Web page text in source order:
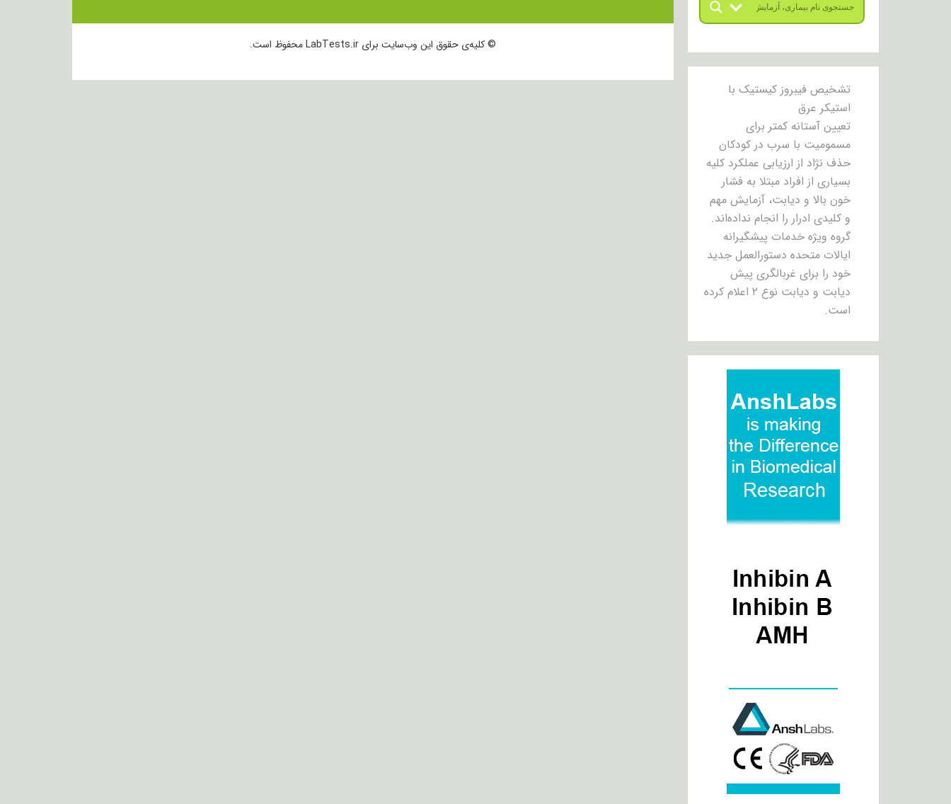
تشخیص فیبروز کیستیک با
استیکر عرق
تعیین آستانه کمتر برای
مسمومیت با سرب در کودکان
حذف نژاد از ارزیابی عملکرد کلیه
بسیاری از افراد مبتلا به فشار
خون بالا و دیابت، آزمایش مهم
و کلیدی ادرار را انجام نداده‌اند.
گروه ویژه خدمات پیشگیرانه
ایالات متحده دستورالعمل جدید
خود را برای غربالگری پیش
دیابت و دیابت نوع ۲ اعلام کرده
است.
© کلیه‌ی حقوق این وب‌سایت برای LabTests.ir محفوظ است.